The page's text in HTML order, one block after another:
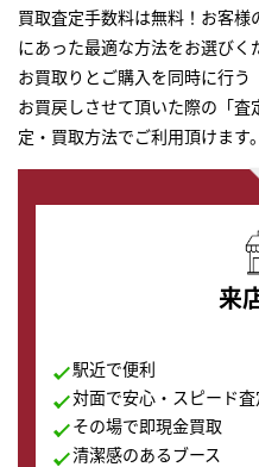
買取査定手数料は無料！お客
にあった最適な方法をお選びく
お買取りとご購入を同時に行
お買戻しさせて頂いた際の「
定・買取方法でご利用頂けます。
来
駅近で便利
対面で安心・スピード査
その場で即現金買取
清潔感のあるブース